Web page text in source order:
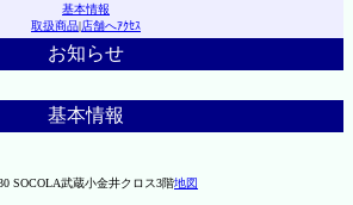
基本情報
取扱商品|店舗へｱｸｾｽ
お知らせ
基本情報
SOCOLA武蔵小金井クロス3階地図